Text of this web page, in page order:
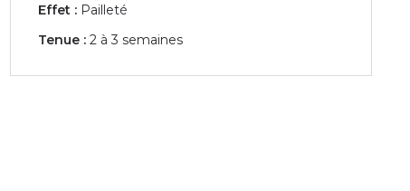
Effet : Pailleté
Tenue : 2 à 3 semaines